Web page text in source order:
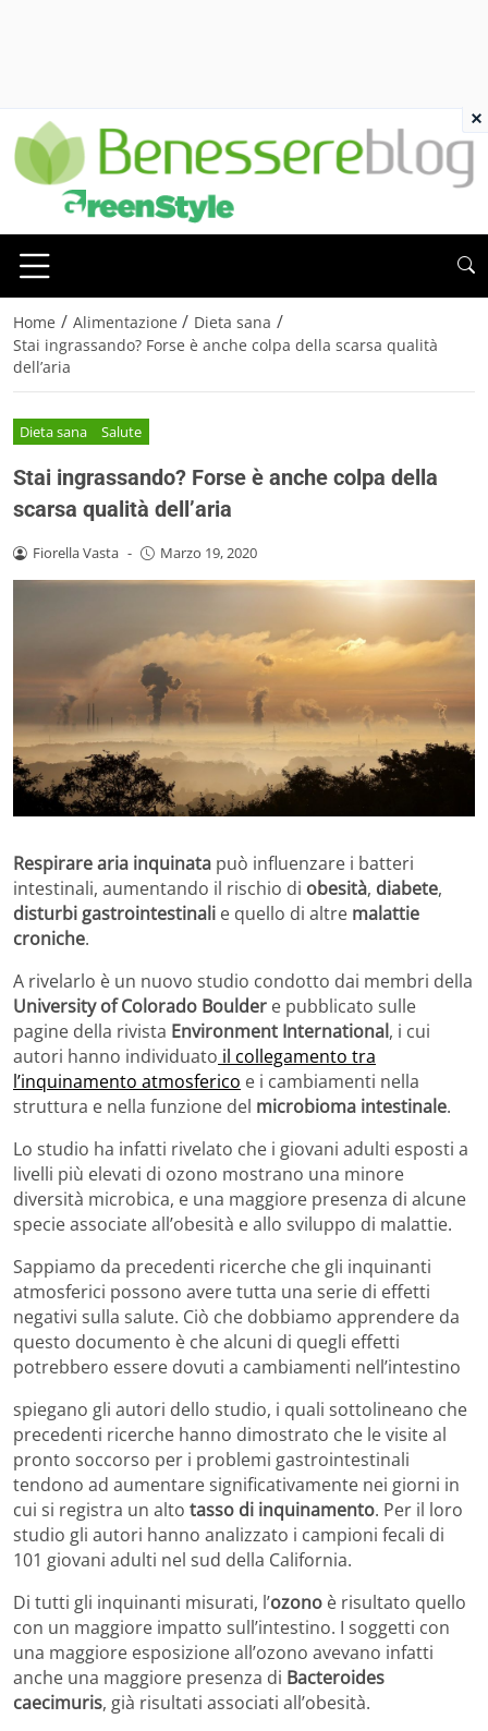
Home / Alimentazione / Dieta sana /
Stai ingrassando? Forse è anche colpa della scarsa qualità
dell’aria
Dieta sana Salute
Stai ingrassando? Forse è anche colpa della
scarsa qualità dell’aria
Fiorella Vasta - Marzo 19, 2020
Respirare aria inquinata può influenzare i batteri
intestinali, aumentando il rischio di obesità, diabete,
disturbi gastrointestinali e quello di altre malattie
croniche.
A rivelarlo è un nuovo studio condotto dai membri della
University of Colorado Boulder e pubblicato sulle
pagine della rivista Environment International, i cui
autori hanno individuato il collegamento tra
l’inquinamento atmosferico e i cambiamenti nella
struttura e nella funzione del microbioma intestinale.
Lo studio ha infatti rivelato che i giovani adulti esposti a
livelli più elevati di ozono mostrano una minore
diversità microbica, e una maggiore presenza di alcune
specie associate all’obesità e allo sviluppo di malattie.
Sappiamo da precedenti ricerche che gli inquinanti
atmosferici possono avere tutta una serie di effetti
negativi sulla salute. Ciò che dobbiamo apprendere da
questo documento è che alcuni di quegli effetti
potrebbero essere dovuti a cambiamenti nell’intestino
spiegano gli autori dello studio, i quali sottolineano che
precedenti ricerche hanno dimostrato che le visite al
pronto soccorso per i problemi gastrointestinali
tendono ad aumentare significativamente nei giorni in
cui si registra un alto tasso di inquinamento. Per il loro
studio gli autori hanno analizzato i campioni fecali di
101 giovani adulti nel sud della California.
Di tutti gli inquinanti misurati, l’ozono è risultato quello
con un maggiore impatto sull’intestino. I soggetti con
una maggiore esposizione all’ozono avevano infatti
anche una maggiore presenza di Bacteroides
caecimuris, già risultati associati all’obesità.
×